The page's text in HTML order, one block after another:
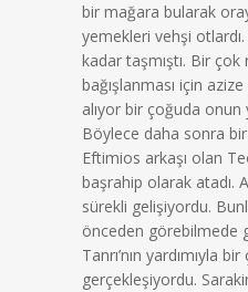
bir mağara bularak
yemekleri vehşi otlardı.
kadar taşmıştı. Bir çok
bağışlanması için
alıyor bir çoğuda onun
Böylece daha sonra
Eftimios arkaşı olan
başrahip olarak atadı.
sürekli gelişiyordu.
önceden görebilmede
Tanrı’nın yardımıyla
gerçekleşiyordu.